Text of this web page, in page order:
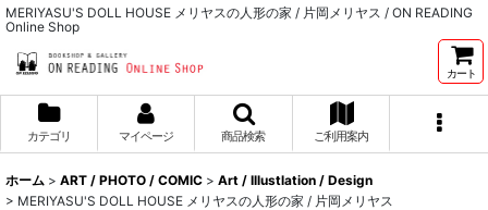
MERIYASU'S DOLL HOUSE メリヤスの人形の家 / 片岡メリヤス / ON READING
Online Shop
カート
カテゴリ マイページ 商品検索 ご利用案内
ホーム > ART / PHOTO / COMIC > Art / Illustlation / Design
> MERIYASU'S DOLL HOUSE メリヤスの人形の家 / 片岡メリヤス